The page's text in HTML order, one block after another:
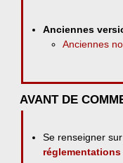
Anciennes
Anciennes
AVANT DE
Se renseigner